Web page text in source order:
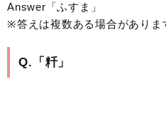
Answer「ふすま」
※答えは複数ある場合がありま
Q.「粁」